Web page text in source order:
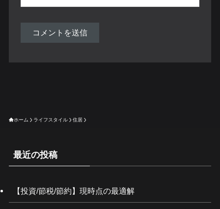
ホーム ライフスタイル 住居
最近の投稿
【投資/節税/節約】現時点の最適解